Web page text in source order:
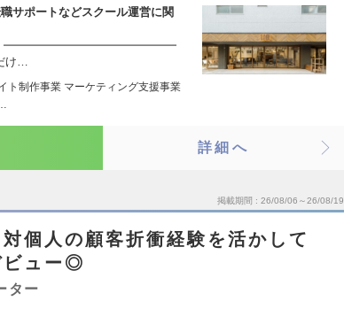
サポートなどスクール運営に関
━━━━━━━━━━━━━━━
け…
ト制作事業 マーケティング支援事業
詳細へ
掲載期間 26/08/06～26/08/19
個人の顧客折衝経験を活かして
ビュー◎
ター